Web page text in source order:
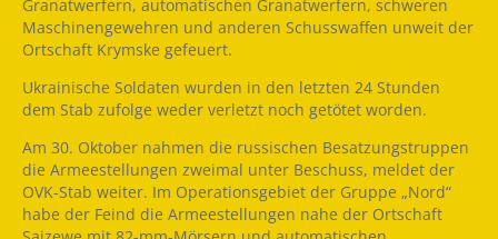
Granatwerfern, automatischen Granatwerfern, schweren
Maschinengewehren und anderen Schusswaffen unweit der
Ortschaft Krymske gefeuert.
Ukrainische Soldaten wurden in den letzten 24 Stunden
dem Stab zufolge weder verletzt noch getötet worden.
Am 30. Oktober nahmen die russischen Besatzungstruppen
die Armeestellungen zweimal unter Beschuss, meldet der
OVK-Stab weiter. Im Operationsgebiet der Gruppe „Nord“
habe der Feind die Armeestellungen nahe der Ortschaft